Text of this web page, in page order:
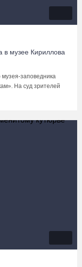
в музее Кириллова
заповедника
На суд зрителей